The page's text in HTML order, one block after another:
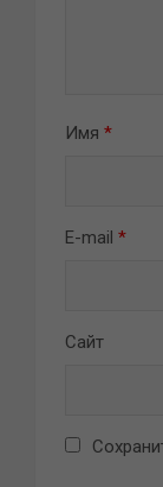
Имя *
E-mail *
Сайт